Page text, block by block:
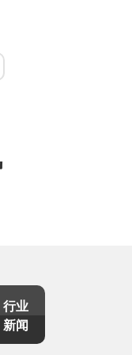
行业
新闻